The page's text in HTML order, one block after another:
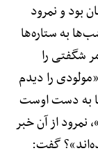
بود و نمرود
به ستاره‌ها
شگفتی را
را دیدم
به دست اوست
نمرود از آن خبر
گفت: